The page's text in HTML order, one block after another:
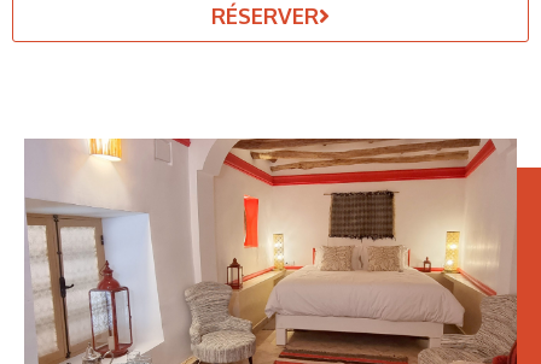
RÉSERVER